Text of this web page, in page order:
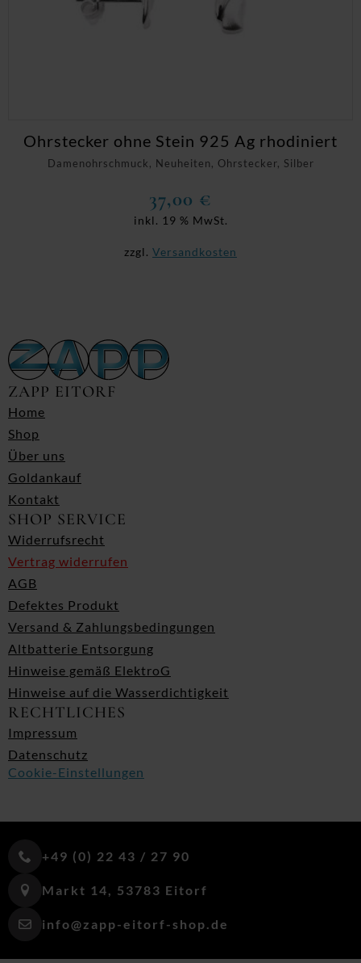
Damenohrschmuck, Neuheiten, Ohrstecker, Silber
Ohrstecker ohne Stein 925 Ag rhodiniert
37,00 €
inkl. 19 % MwSt.
zzgl. Versandkosten
ZAPP EITORF
Home
Shop
Über uns
Goldankauf
Kontakt
SHOP SERVICE
Widerrufsrecht
Vertrag widerrufen
AGB
Defektes Produkt
Versand & Zahlungsbedingungen
Altbatterie Entsorgung
Hinweise gemäß ElektroG
Hinweise auf die Wasserdichtigkeit
RECHTLICHES
Impressum
Datenschutz
Cookie-Einstellungen
+49 (0) 22 43 / 27 90
Markt 14, 53783 Eitorf
info@zapp-eitorf-shop.de